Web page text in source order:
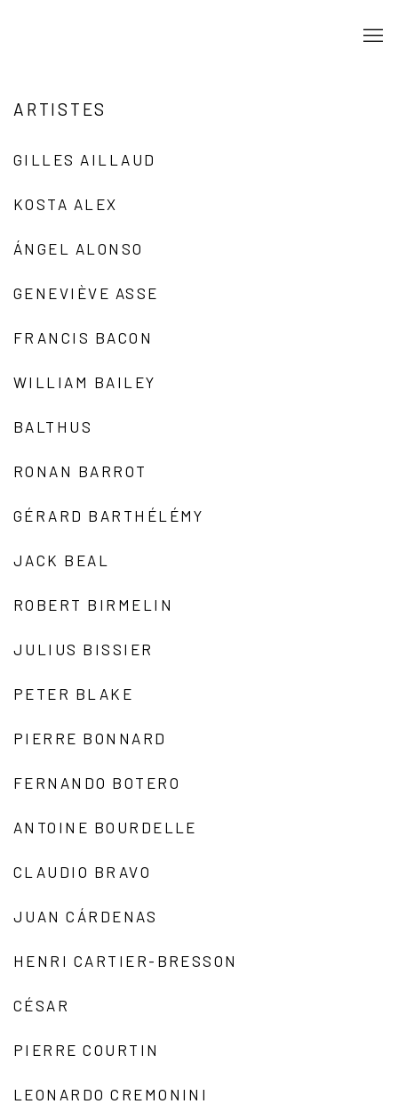
ARTISTES
GILLES AILLAUD
KOSTA ALEX
ÁNGEL ALONSO
GENEVIÈVE ASSE
FRANCIS BACON
WILLIAM BAILEY
BALTHUS
RONAN BARROT
GÉRARD BARTHÉLÉMY
JACK BEAL
ROBERT BIRMELIN
JULIUS BISSIER
PETER BLAKE
PIERRE BONNARD
FERNANDO BOTERO
ANTOINE BOURDELLE
CLAUDIO BRAVO
JUAN CÁRDENAS
HENRI CARTIER-BRESSON
CÉSAR
PIERRE COURTIN
LEONARDO CREMONINI